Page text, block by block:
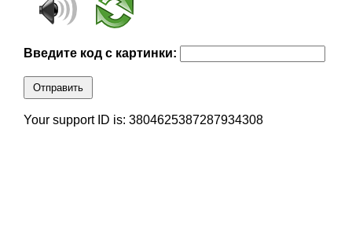
Введите код с картинки:
Отправить
Your support ID is: 3804625387287934308